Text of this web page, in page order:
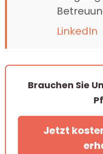
LinkedIn
Brauchen Sie
Jetzt